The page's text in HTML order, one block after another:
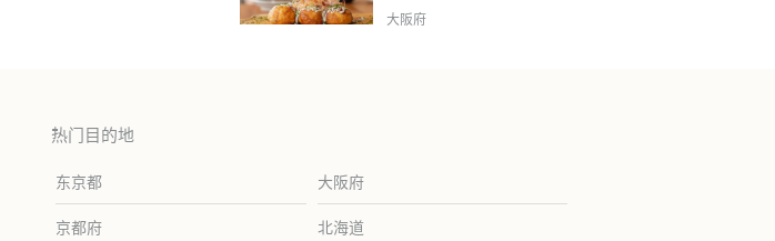
大阪府
热门目的地
东京都 大阪府
京都府 北海道